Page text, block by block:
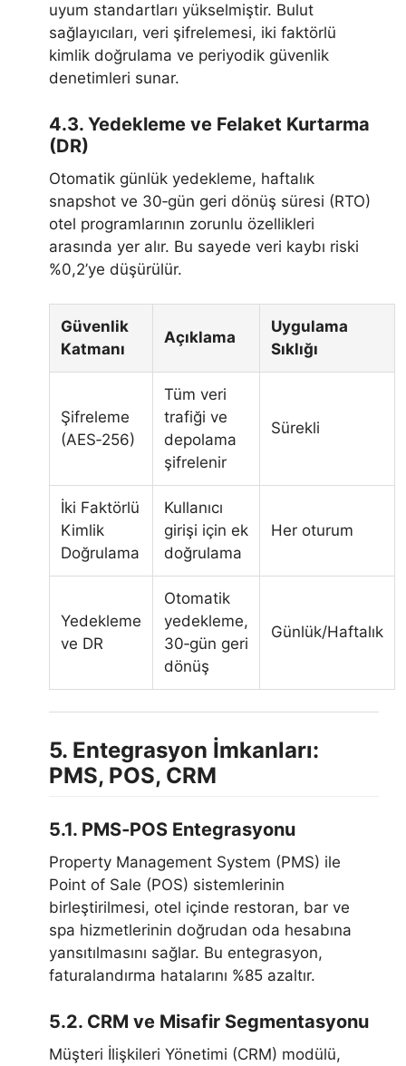
uyum standartları yükselmiştir. Bulut
sağlayıcıları, veri şifrelemesi, iki faktörlü
kimlik doğrulama ve periyodik güvenlik
denetimleri sunar.
4.3. Yedekleme ve Felaket Kurtarma
(DR)
Otomatik günlük yedekleme, haftalık
snapshot ve 30‑gün geri dönüş süresi (RTO)
otel programlarının zorunlu özellikleri
arasında yer alır. Bu sayede veri kaybı riski
%0,2’ye düşürülür.
Güvenlik
Katmanı
Açıklama
Uygulama
Sıklığı
Şifreleme
(AES‑256)
Tüm veri
trafiği ve
depolama
şifrelenir
Sürekli
İki Faktörlü
Kimlik
Doğrulama
Kullanıcı
girişi için ek
doğrulama
Her oturum
Yedekleme
ve DR
Otomatik
yedekleme,
30‑gün geri
dönüş
Günlük/Haftalık
5. Entegrasyon İmkanları:
PMS, POS, CRM
5.1. PMS‑POS Entegrasyonu
Property Management System (PMS) ile
Point of Sale (POS) sistemlerinin
birleştirilmesi, otel içinde restoran, bar ve
spa hizmetlerinin doğrudan oda hesabına
yansıtılmasını sağlar. Bu entegrasyon,
faturalandırma hatalarını %85 azaltır.
5.2. CRM ve Misafir Segmentasyonu
Müşteri İlişkileri Yönetimi (CRM) modülü,